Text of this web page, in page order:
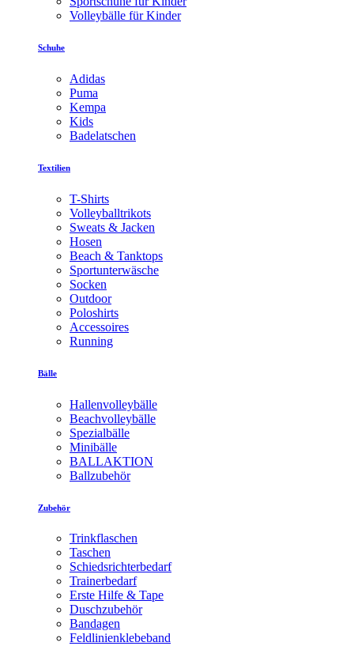
Volleybälle für Kinder
Schuhe
Adidas
Puma
Kempa
Kids
Badelatschen
Textilien
T-Shirts
Volleyballtrikots
Sweats & Jacken
Hosen
Beach & Tanktops
Sportunterwäsche
Socken
Outdoor
Poloshirts
Accessoires
Running
Bälle
Hallenvolleybälle
Beachvolleybälle
Spezialbälle
Minibälle
BALLAKTION
Ballzubehör
Zubehör
Trinkflaschen
Taschen
Schiedsrichterbedarf
Trainerbedarf
Erste Hilfe & Tape
Duschzubehör
Bandagen
Feldlinienklebeband